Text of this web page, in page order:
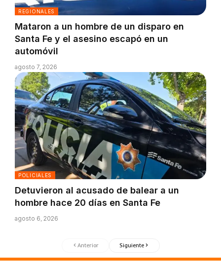
REGIONALES
Mataron a un hombre de un disparo en
Santa Fe y el asesino escapó en un
automóvil
agosto 7, 2026
POLICIALES
Detuvieron al acusado de balear a un
hombre hace 20 días en Santa Fe
agosto 6, 2026
Anterior Siguiente